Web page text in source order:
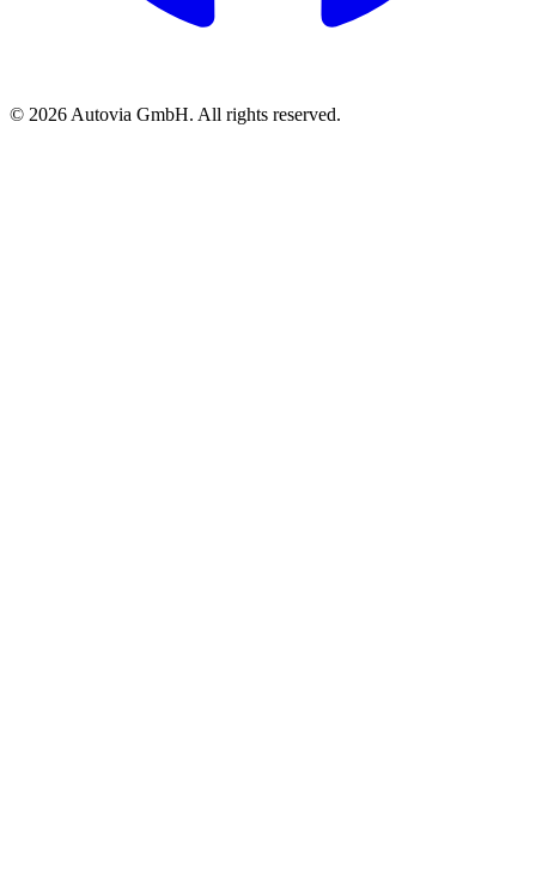
© 2026 Autovia GmbH. All rights reserved.